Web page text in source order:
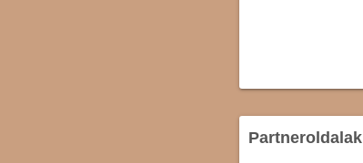
Partneroldalak